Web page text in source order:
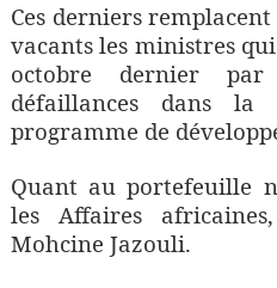
Ces derniers
vacants les ministres
octobre dernier
défaillances dans
programme de
Quant au portefeuille
les Affaires
Mohcine Jazouli.